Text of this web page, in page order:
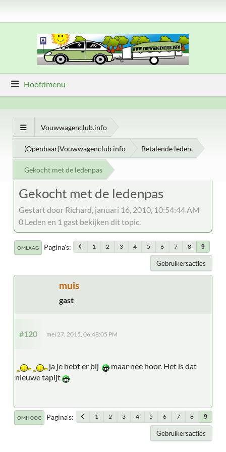
Hoofdmenu
Vouwwagenclub.info
(Openbaar)Vouwwagenclub info Betalende leden.
Gekocht met de ledenpas
Gekocht met de ledenpas
Gestart door Richard, januari 16, 2010, 10:54:44 AM
0 Leden en 1 gast bekijken dit topic.
OMLAAG Pagina's 1 2 3 4 5 6 7 8 9
Gebruikersacties
muis
gast
#120 mei 27, 2015, 06:48:05 PM
ja je hebt er bij
maar nee hoor. Het is dat
nieuwe tapijt
OMHOOG Pagina's 1 2 3 4 5 6 7 8 9
Gebruikersacties